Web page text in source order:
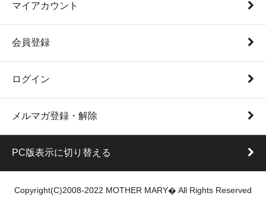
マイアカウント
会員登録
ログイン
メルマガ登録・解除
PC版表示に切り替える
Copyright(C)2008-2022 MOTHER MARY� All Rights Reserved